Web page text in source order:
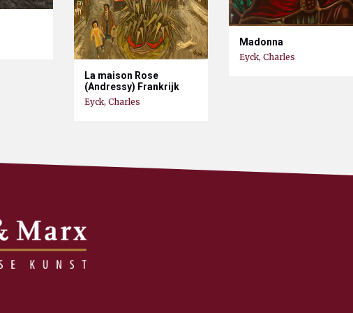
La maison Rose
(Andressy) Frankrijk
Eyck, Charles
Madonna
Eyck, Charles